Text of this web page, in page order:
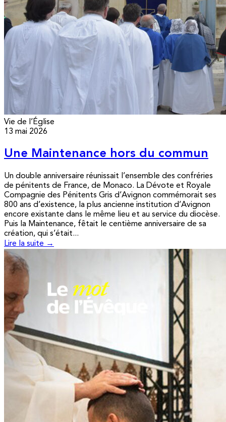
Vie de l’Église
13 mai 2026
Une Maintenance hors du commun
Un double anniversaire réunissait l’ensemble des confréries
de pénitents de France, de Monaco. La Dévote et Royale
Compagnie des Pénitents Gris d’Avignon commémorait ses
800 ans d’existence, la plus ancienne institution d’Avignon
encore existante dans le même lieu et au service du diocèse.
Puis la Maintenance, fêtait le centième anniversaire de sa
création, qui s’était...
Lire la suite →